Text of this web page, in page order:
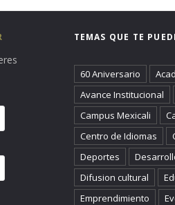
TEMAS QUE TE
60 Aniversario
Avance Institucional
Campus Mexicali
Centro de Idiomas
Deportes
Difusion cultural
Emprendimiento